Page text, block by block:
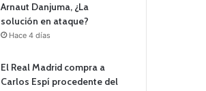
Arnaut Danjuma, ¿La
solución en ataque?
Hace 4 días
El Real Madrid compra a
Carlos Espí procedente del